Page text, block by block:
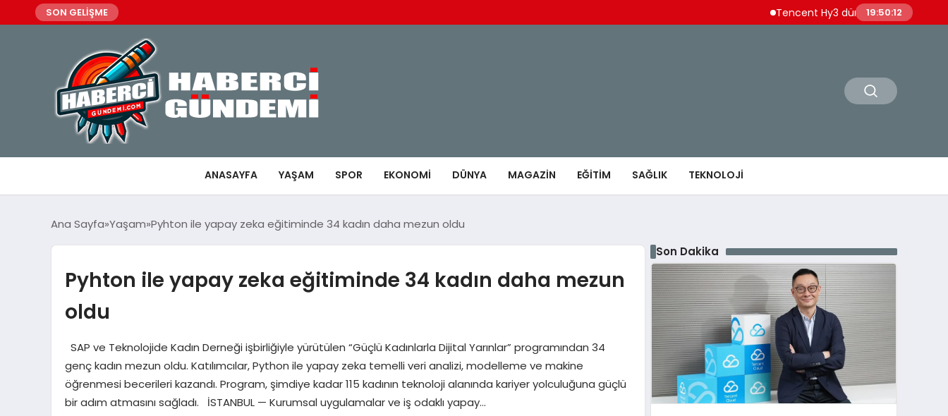
SON GELİŞME Tencent Hy3 dünya genelinde kullanıma
19:50:14
ANASAYFA YAŞAM SPOR EKONOMI DÜNYA MAGAZIN EĞITIM SAĞLIK TEKNOLOJI
Ana Sayfa Yaşam Pyhton ile yapay zeka eğitiminde 34 kadın daha mezun oldu
Pyhton ile yapay zeka eğitiminde 34 kadın daha mezun
oldu
SAP ve Teknolojide Kadın Derneği işbirliğiyle yürütülen “Güçlü Kadınlarla Dijital Yarınlar” programından 34
genç kadın mezun oldu. Katılımcılar, Python ile yapay zeka temelli veri analizi, modelleme ve makine
öğrenmesi becerileri kazandı. Program, şimdiye kadar 115 kadının teknoloji alanında kariyer yolculuğuna güçlü
bir adım atmasını sağladı. İSTANBUL — Kurumsal uygulamalar ve iş odaklı yapay…
Son Dakika